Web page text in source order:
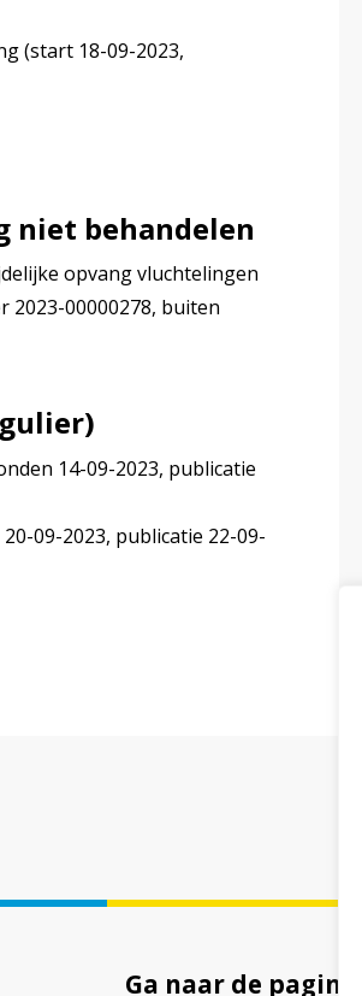
(start 18-09-2023,
niet behandelen
opvang vluchtelingen
2023-00000278, buiten
14-09-2023, publicatie
09-2023, publicatie 22-09-
Ga naar de pagina